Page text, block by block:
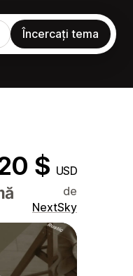
Încercați tema
$ USD
de
NextSky